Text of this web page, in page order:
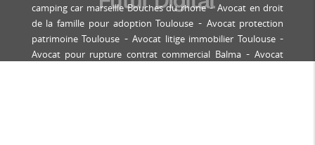
camping car marseille Bouches du rhone
Avocat en droit
de la famille pour adoption Toulouse
Avocat protection
patrimoine Toulouse
Avocat litige immobilier Toulouse
Avocat pour rupture contrat commercial Balma
Avocat